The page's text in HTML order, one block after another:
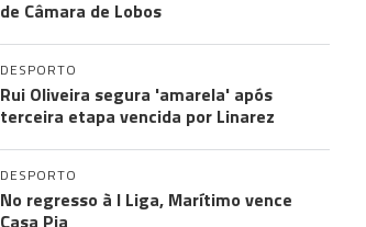
de Câmara de Lobos
DESPORTO
Rui Oliveira segura 'amarela' após
terceira etapa vencida por Linarez
DESPORTO
No regresso à I Liga, Marítimo vence